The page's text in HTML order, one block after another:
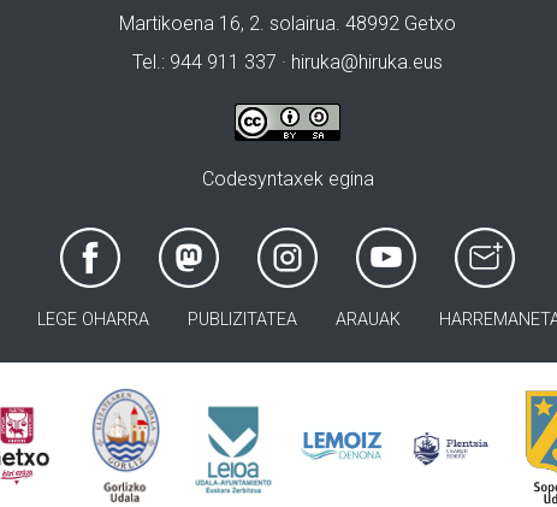
Martikoena 16, 2. solairua. 48992 Getxo
Tel.: 944 911 337 · hiruka@hiruka.eus
Codesyntaxek egina
LEGE OHARRA PUBLIZITATEA ARAUAK